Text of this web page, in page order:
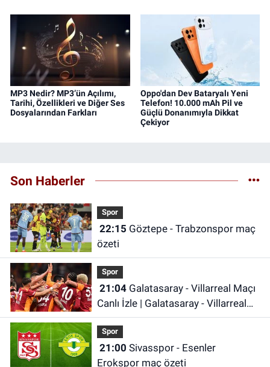
MP3 Nedir? MP3’ün Açılımı,
Tarihi, Özellikleri ve Diğer Ses
Dosyalarından Farkları
Oppo'dan Dev Bataryalı Yeni
Telefon! 10.000 mAh Pil ve
Güçlü Donanımıyla Dikkat
Çekiyor
Son Haberler
Spor
22:15
özeti
Spor
21:04Galatasaray - Villarreal Maçı
Canlı İzle | Galatasaray - Villarreal
Maçı Canlı Anlatım | Galatasaray
Maçı İzle
Spor
21:00
Erokspor maç özeti